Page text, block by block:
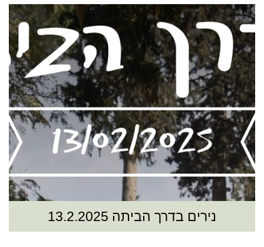
נירים בדרך הביתה 13.2.2025